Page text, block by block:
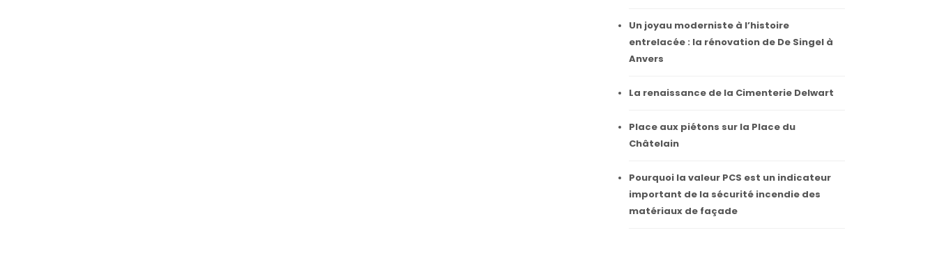
Un joyau moderniste à l’histoire
entrelacée : la rénovation de De Singel à
Anvers
La renaissance de la Cimenterie Delwart
Place aux piétons sur la Place du
Châtelain
Pourquoi la valeur PCS est un indicateur
important de la sécurité incendie des
matériaux de façade